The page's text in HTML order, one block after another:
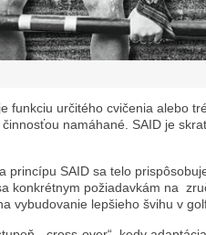
funkciu určitého cvičenia alebo
namáhané. SAID je
SAID sa telo
konkrétnym požiadavkám na
vybudovanie lepšieho švihu v